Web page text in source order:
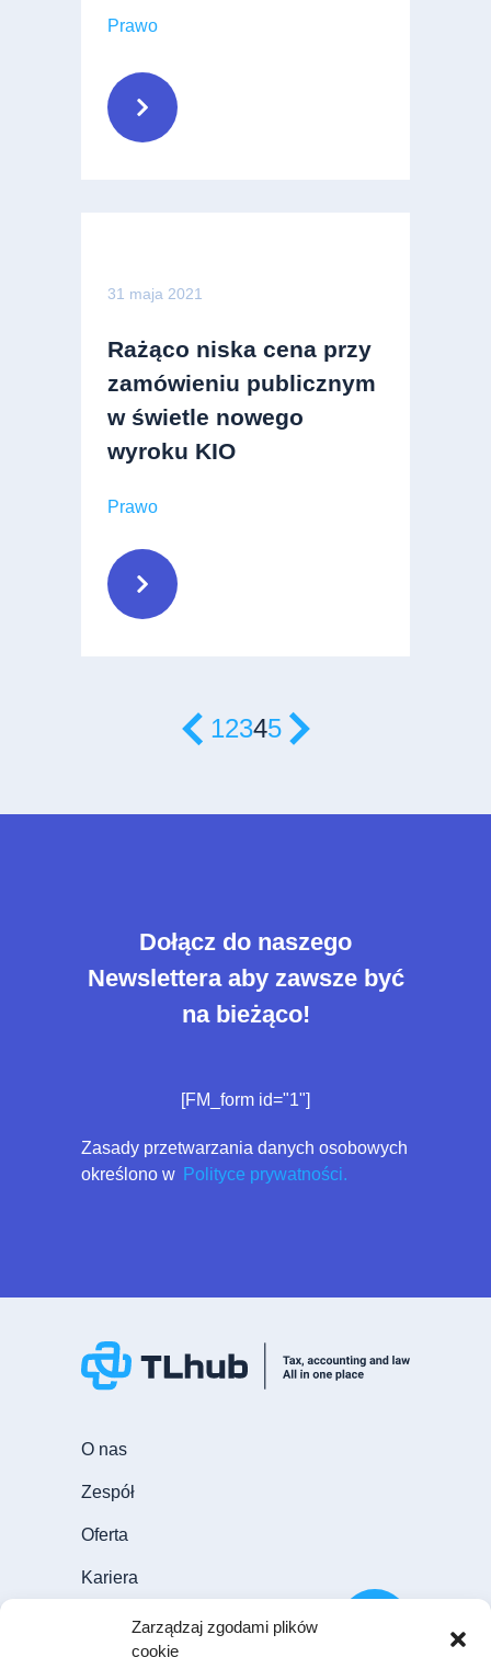
Zarządzaj zgodami plików
cookie
Prawo
31 maja 2021
Rażąco niska cena przy
zamówieniu publicznym
w świetle nowego
wyroku KIO
Prawo
12345
Dołącz do naszego
Newslettera aby zawsze być
na bieżąco!
[FM_form id="1"]
Zasady przetwarzania danych osobowych
określono w Polityce prywatności.
O nas
Zespół
Oferta
Kariera
Aktualności